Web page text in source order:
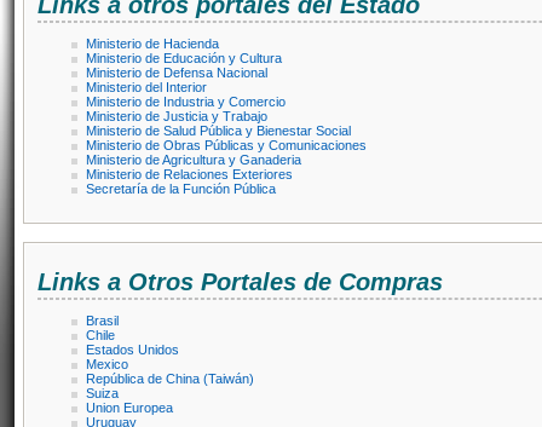
Ministerio de Hacienda
Ministerio de Educación y Cultura
Ministerio de Defensa Nacional
Ministerio del Interior
Ministerio de Industria y Comercio
Ministerio de Justicia y Trabajo
Ministerio de Salud Pública y Bienestar Social
Ministerio de Obras Públicas y Comunicaciones
Ministerio de Agricultura y Ganaderia
Ministerio de Relaciones Exteriores
Secretaría de la Función Pública
Links a Otros Portales de Compras
Brasil
Chile
Estados Unidos
Mexico
República de China (Taiwán)
Suiza
Union Europea
Uruguay